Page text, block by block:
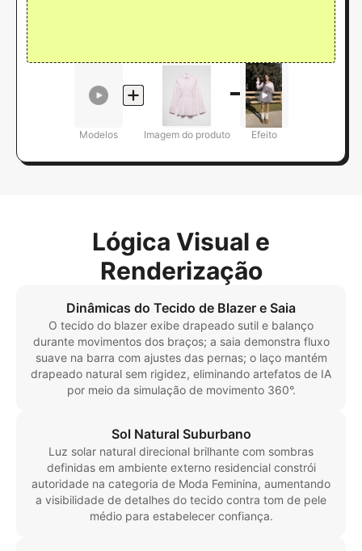
Modelos Imagem do produto Efeito
Lógica Visual e
Renderização
Dinâmicas do Tecido de Blazer e Saia
O tecido do blazer exibe drapeado sutil e balanço
durante movimentos dos braços; a saia demonstra fluxo
suave na barra com ajustes das pernas; o laço mantém
drapeado natural sem rigidez, eliminando artefatos de IA
por meio da simulação de movimento 360°.
Sol Natural Suburbano
Luz solar natural direcional brilhante com sombras
definidas em ambiente externo residencial constrói
autoridade na categoria de Moda Feminina, aumentando
a visibilidade de detalhes do tecido contra tom de pele
médio para estabelecer confiança.